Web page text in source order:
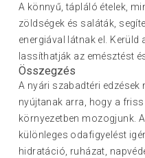
A könnyű, tápláló ételek,
zöldségek és saláták,
energiával látnak el. Kerüld
lassíthatják az emésztést
Összegzés
A nyári szabadtéri edzések
nyújtanak arra, hogy a
környezetben mozogjunk.
különleges odafigyelést
hidratáció, ruházat,